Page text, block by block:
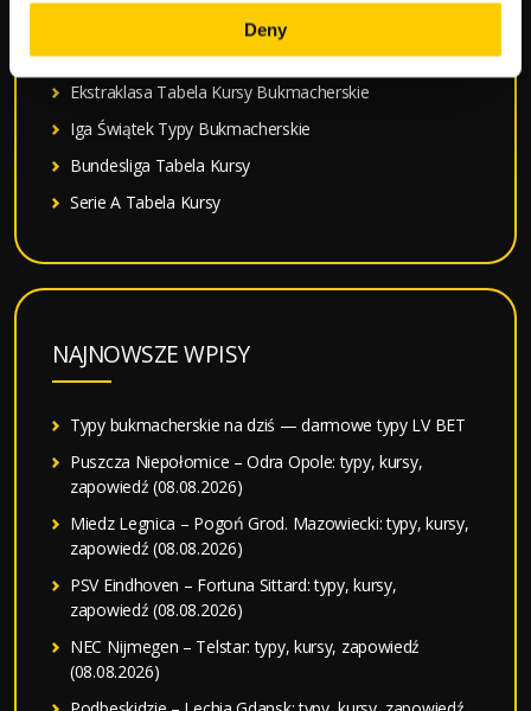
Deny
Liga Mistrzów Terminarz Kursy
La Liga Tabela Kursy
Ekstraklasa Tabela Kursy Bukmacherskie
Iga Świątek Typy Bukmacherskie
Bundesliga Tabela Kursy
Serie A Tabela Kursy
NAJNOWSZE WPISY
Typy bukmacherskie na dziś — darmowe typy LV BET
Puszcza Niepołomice – Odra Opole: typy, kursy,
zapowiedź (08.08.2026)
Miedz Legnica – Pogoń Grod. Mazowiecki: typy, kursy,
zapowiedź (08.08.2026)
PSV Eindhoven – Fortuna Sittard: typy, kursy,
zapowiedź (08.08.2026)
NEC Nijmegen – Telstar: typy, kursy, zapowiedź
(08.08.2026)